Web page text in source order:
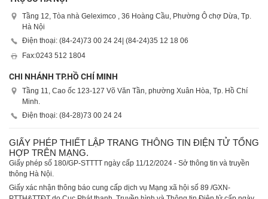
Tầng 12, Tòa nhà Geleximco , 36 Hoàng Cầu, Phường Ô chợ Dừa, Tp.
Hà Nội
Điện thoại: (84-24)73 00 24 24 | (84-24)35 12 18 06
Fax:0243 512 1804
CHI NHÁNH TP.HỒ CHÍ MINH
Tầng 11, Cao ốc 123-127 Võ Văn Tần, phường Xuân Hòa, Tp. Hồ Chí
Minh.
Điện thoại: (84-28)73 00 24 24
GIẤY PHÉP THIẾT LẬP TRANG THÔNG TIN ĐIỆN TỬ TỔNG
HỢP TRÊN MẠNG.
Giấy phép số 180/GP-STTTT ngày cấp 11/12/2024 - Sở thông tin và truyền
thông Hà Nội.
Giấy xác nhận thông báo cung cấp dịch vụ Mạng xã hội số 89 /GXN-